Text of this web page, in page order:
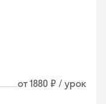
от 1880 ₽ / урок